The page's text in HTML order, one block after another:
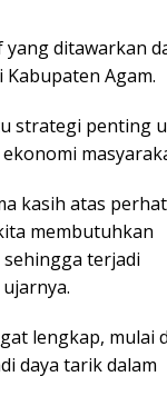
ditawarkan
Agam.
strategi penting
kasih atas
membutuhkan
terjadi
lengkap, mulai
daya tarik dalam